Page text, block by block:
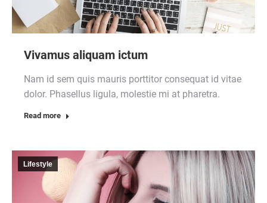
Vivamus aliquam ictum
Nam id sem quis mauris porttitor consequat id vitae
dolor. Phasellus ligula, molestie mi at pharetra.
Read more
Lifestyle